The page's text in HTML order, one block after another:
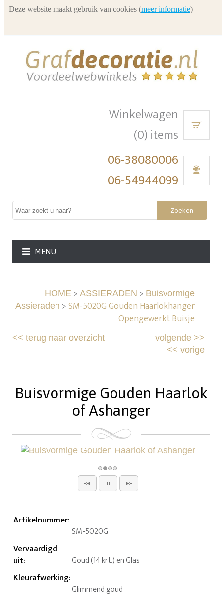
Winkelwagen
(0) items
06-38080006
06-54944099
Zoeken
MENU
HOME> ASSIERADEN > Buisvormige
Assieraden >SM-5020G Gouden Haarlokhanger
Opengewerkt Buisje
<<terug naar overzicht volgende>>
<< vorige
Buisvormige Gouden Haarlok
of Ashanger
Artikelnummer:
SM-5020G
Vervaardigd
uit: Goud (14 krt.) en Glas
Kleurafwerking:
Glimmend goud
Deze website maakt gebruik van cookies (meer informatie)